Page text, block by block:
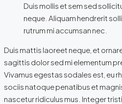
Duis mollis et sem sed
neque. Aliquam hendrerit
rutrum mi accumsan nec.
Duis mattis laoreet neque, et
sagittis dolor sed mi elementum
Vivamus egestas sodales est, eu
sociis natoque penatibus et
nascetur ridiculus mus. Integer